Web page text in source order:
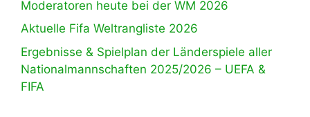
Moderatoren heute bei der WM 2026
Aktuelle Fifa Weltrangliste 2026
Ergebnisse & Spielplan der Länderspiele aller
Nationalmannschaften 2025/2026 – UEFA &
FIFA